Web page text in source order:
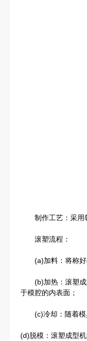
制作工艺：采用韩
滚塑流程：
(a)加料：将称好
(b)加热：滚塑成
于模腔的内表面；
(c)冷却：随着模
(d)脱模：滚塑成型